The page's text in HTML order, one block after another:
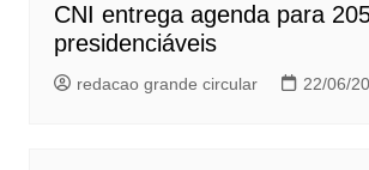
CNI entrega agenda para
presidenciáveis
redacao grande circular 22/06/